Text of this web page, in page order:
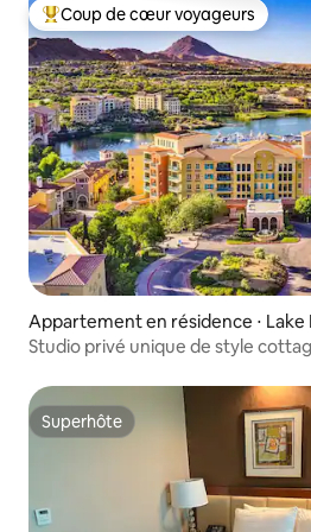
Coups de cœur voyageurs les
Coup de cœur voyageurs
Appartement en résidence ⋅ Lake
Studio privé unique de style
Superhôte
Superhôte